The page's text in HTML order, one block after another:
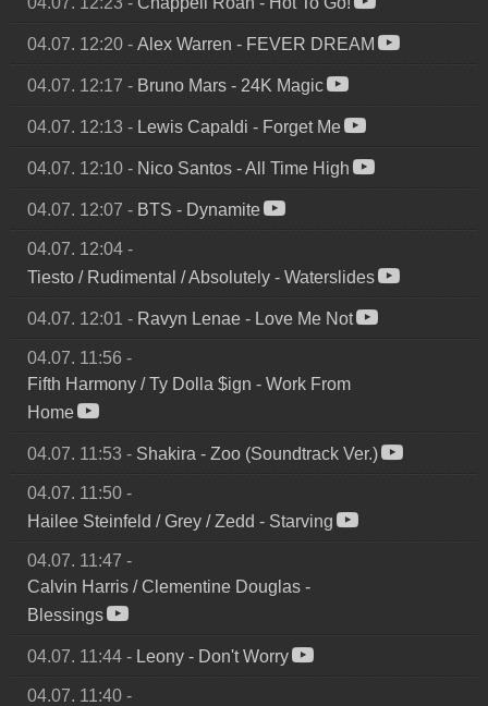
04.07. 12:20 - Alex Warren - FEVER DREAM
04.07. 12:17 - Bruno Mars - 24K Magic
04.07. 12:13 - Lewis Capaldi - Forget Me
04.07. 12:10 - Nico Santos -All Time High
04.07. 12:07 - BTS - Dynamite
04.07. 12:04 -
Tiesto / Rudimental / Absolutely - Waterslides
04.07. 12:01 - Ravyn Lenae - Love Me Not
04.07. 11:56 -
Fifth Harmony / Ty Dolla $ign - Work From
Home
04.07. 11:53 - Shakira - Zoo (Soundtrack Ver.)
04.07. 11:50 -
Hailee Steinfeld / Grey / Zedd - Starving
04.07. 11:47 -
Calvin Harris / Clementine Douglas -
Blessings
04.07. 11:44 - Leony - Don't Worry
04.07. 11:40 -